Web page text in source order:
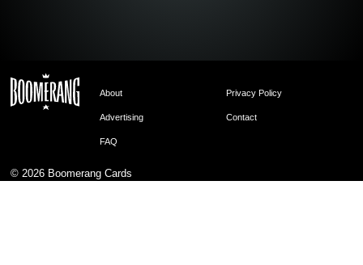
About Privacy Policy
Advertising Contact
FAQ
© 2026 Boomerang Cards